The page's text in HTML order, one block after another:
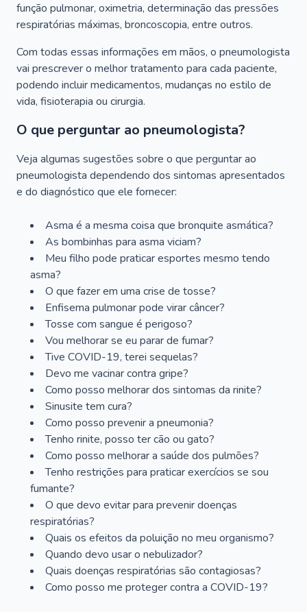
função pulmonar, oximetria, determinação das pressões
respiratórias máximas, broncoscopia, entre outros.
Com todas essas informações em mãos, o pneumologista
vai prescrever o melhor tratamento para cada paciente,
podendo incluir medicamentos, mudanças no estilo de
vida, fisioterapia ou cirurgia.
O que perguntar ao pneumologista?
Veja algumas sugestões sobre o que perguntar ao
pneumologista dependendo dos sintomas apresentados
e do diagnóstico que ele fornecer:
Asma é a mesma coisa que bronquite asmática?
As bombinhas para asma viciam?
Meu filho pode praticar esportes mesmo tendo
asma?
O que fazer em uma crise de tosse?
Enfisema pulmonar pode virar câncer?
Tosse com sangue é perigoso?
Vou melhorar se eu parar de fumar?
Tive COVID-19, terei sequelas?
Devo me vacinar contra gripe?
Como posso melhorar dos sintomas da rinite?
Sinusite tem cura?
Como posso prevenir a pneumonia?
Tenho rinite, posso ter cão ou gato?
Como posso melhorar a saúde dos pulmões?
Tenho restrições para praticar exercícios se sou
fumante?
O que devo evitar para prevenir doenças
respiratórias?
Quais os efeitos da poluição no meu organismo?
Quando devo usar o nebulizador?
Quais doenças respiratórias são contagiosas?
Como posso me proteger contra a COVID-19?